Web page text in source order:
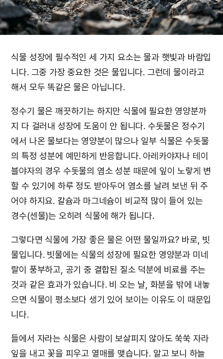
식물 성장에 필수적인 세 가지 요소는 물과 햇빛과 바람입
니다. 그중 가장 중요한 것은 물입니다. 그런데 물이라고
해서 모두 똑같은 물은 아닙니다.
정수기 물은 깨끗하기는 하지만 식물에 필요한 영양분까
지 다 걸러내 성장에 도움이 안 됩니다. 수돗물은 정수기
에서 나온 물보다는 영양분이 많으나 일부 식물은 수돗물
의 특정 성분에 예민하게 반응합니다. 아레카야자나 테이
블야자의 경우 수돗물의 염소 성분 때문에 잎이 노랗게 변
할 수 있기에 하루 정도 받아두어 염소를 날려 보낸 뒤 주
어야 하지요. 칼슘과 마그네슘이 비교적 많이 들어 있는
경수(센물)는 오히려 식물에 해가 됩니다.
그렇다면 식물에 가장 좋은 물은 어떤 물일까요? 바로, 빗
물입니다. 빗물에는 식물의 성장에 필요한 영양분과 미네
랄이 풍부하고, 공기 중 결합된 질소 덕분에 비료를 주는
것과 같은 효과가 있습니다. 비 오는 날, 화분을 밖에 내놓
으면 식물이 평소보다 생기 있어 보이는 이유도 이 때문입
니다.
들에서 자라는 식물은 사람이 보살피지 않아도 쑥쑥 자라
잎을 내고 꽃을 피우고 열매를 맺습니다. 알고 보니 하늘